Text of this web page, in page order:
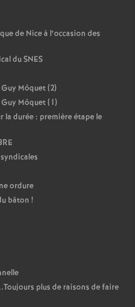
de Nice à l’occasion des
du SNES
Môquet (2)
Môquet (1)
la durée : première étape le
ordure
bâton !
plus de raisons de faire